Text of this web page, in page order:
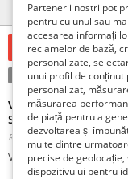
Detalii
150 Lei
Condiție:Nou
Vand cască pentru
Star
Romania, Bucuresti,
Vand Casca Alpinism
Partenerii nostri pot
pentru cu unul sau
accesarea
reclamelor de bază,
personalizate,
unui profil de
personalizat,
măsurarea
de piață pentru a
dezvoltarea și
multe dintre
precise de
dispozitivului pentru